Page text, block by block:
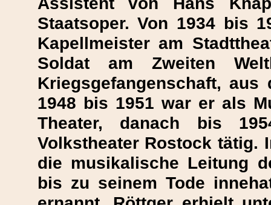
Staatsoper. Von 1934 bis
Kapellmeister am
Soldat am Zweiten
Kriegsgefangenschaft,
1948 bis 1951 war er als
Theater, danach bis
Volkstheater Rostock tätig.
die musikalische Leitung
bis zu seinem Tode